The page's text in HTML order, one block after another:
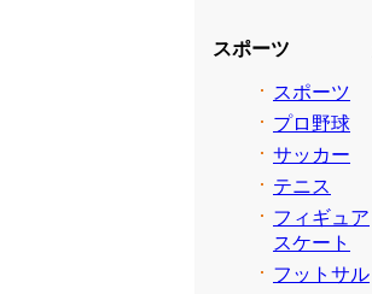
スポーツ
スポーツ
プロ野球
サッカー
テニス
フィギュア
スケート
フットサル